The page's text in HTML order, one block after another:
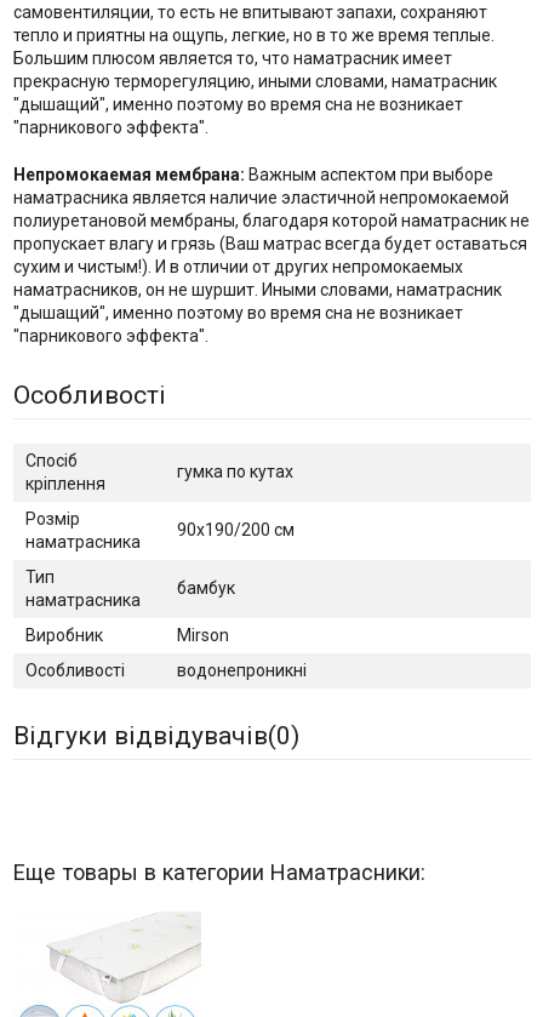
самовентиляции, то есть не впитывают запахи, сохраняют
тепло и приятны на ощупь, легкие, но в то же время теплые.
Большим плюсом является то, что наматрасник имеет
прекрасную терморегуляцию, иными словами, наматрасник
"дышащий", именно поэтому во время сна не возникает
"парникового эффекта".
Непромокаемая мембрана: Важным аспектом при выборе
наматрасника является наличие эластичной непромокаемой
полиуретановой мембраны, благодаря которой наматрасник не
пропускает влагу и грязь (Ваш матрас всегда будет оставаться
сухим и чистым!). И в отличии от других непромокаемых
наматрасников, он не шуршит. Иными словами, наматрасник
"дышащий", именно поэтому во время сна не возникает
"парникового эффекта".
Особливості
Спосіб
кріплення
гумка по кутах
Розмір
наматрасника
90х190/200 см
Тип
наматрасника
бамбук
Виробник
Mirson
Особливості
водонепроникні
Відгуки відвідувачів(0)
Еще товары в категории Наматрасники: